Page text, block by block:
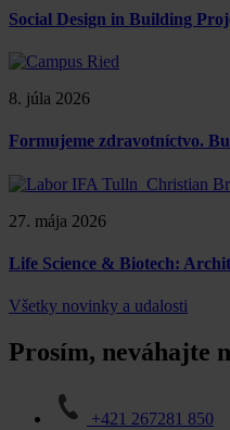
Social Design in Building
8. júla 2026
Formujeme zdravotníctvo.
27. mája 2026
Life Science & Biotech:
Všetky novinky a udalosti
Prosím, neváhajte
+421 267281 850